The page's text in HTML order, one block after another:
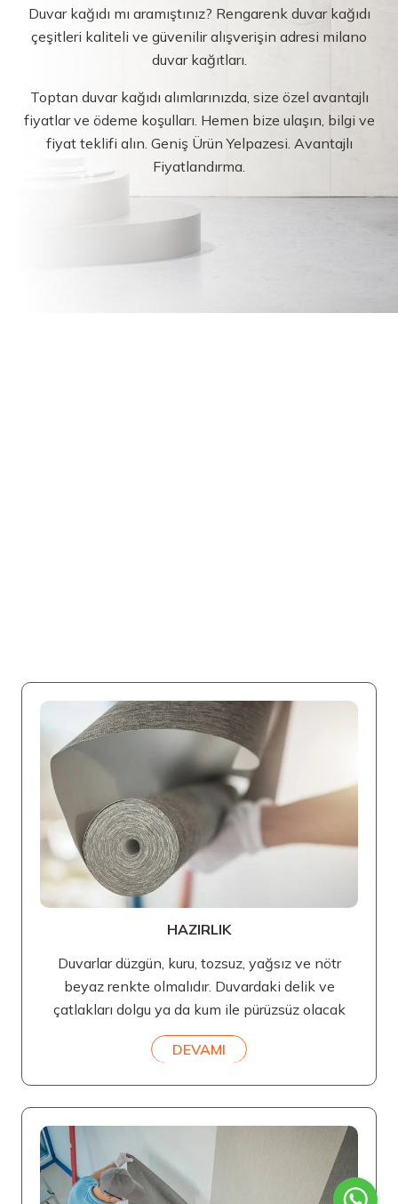
Duvar kağıdı mı aramıştınız? Rengarenk duvar kağıdı
çeşitleri kaliteli ve güvenilir alışverişin adresi milano
duvar kağıtları.
Toptan duvar kağıdı alımlarınızda, size özel avantajlı
fiyatlar ve ödeme koşulları. Hemen bize ulaşın, bilgi ve
fiyat teklifi alın. Geniş Ürün Yelpazesi. Avantajlı
Fiyatlandırma.
HAZIRLIK
Duvarlar düzgün, kuru, tozsuz, yağsız ve nötr
beyaz renkte olmalıdır. Duvardaki delik ve
çatlakları dolgu ya da kum ile pürüzsüz olacak
DEVAMI